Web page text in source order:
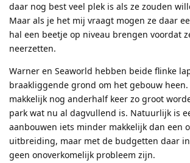
daar nog best veel plek is als ze zouden
Maar als je het mij vraagt mogen ze daar
hal een beetje op niveau brengen voordat
neerzetten.
Warner en Seaworld hebben beide flinke
braakliggende grond om het gebouw heen.
makkelijk nog anderhalf keer zo groot
park wat nu al dagvullend is. Natuurlijk is
aanbouwen iets minder makkelijk dan een
uitbreiding, maar met de budgetten daar in
geen onoverkomelijk probleem zijn.